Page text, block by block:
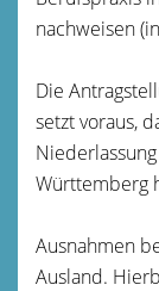
nachweisen
Die
setzt voraus,
Württemberg
Ausnahmen
Ausland.